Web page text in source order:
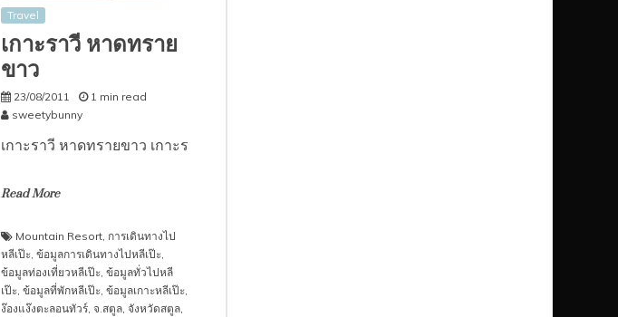
Travel
เกาะราวี หาดทราย
ขาว
23/08/2011
1 min read
sweetybunny
เกาะราวี หาดทรายขาว เกาะร
Read More
Mountain Resort, การเดินทางไป
หลีเป๊ะ, ข้อมูลการเดินทางไปหลีเป๊ะ,
ข้อมูลท่องเที่ยวหลีเป๊ะ, ข้อมูลทั่วไปหลี
เป๊ะ, ข้อมูลที่พักหลีเป๊ะ, ข้อมูลเกาะหลีเป๊ะ,
ง๊องแง๊งตะลอนทัวร์, จ.สตูล, จังหวัดสตูล,